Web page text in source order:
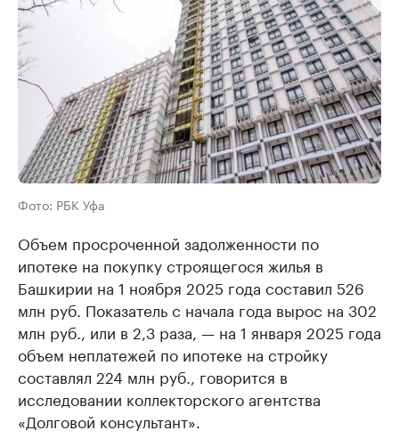
Фото: РБК Уфа
Объем просроченной задолженности по
ипотеке на покупку строящегося жилья в
Башкирии на 1 ноября 2025 года составил 526
млн руб. Показатель с начала года вырос на 302
млн руб., или в 2,3 раза, — на 1 января 2025 года
объем неплатежей по ипотеке на стройку
составлял 224 млн руб., говорится в
исследовании коллекторского агентства
«Долговой консультант».